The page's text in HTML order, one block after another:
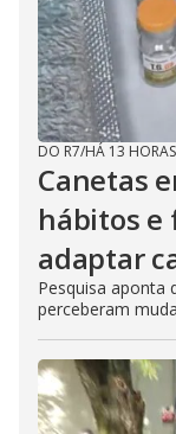
DO R7/HÁ 13 HORAS
Canetas
hábitos e
adaptar
Pesquisa aponta
perceberam